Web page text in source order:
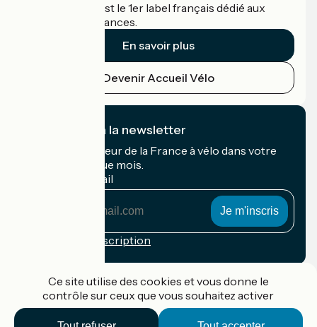
Accueil Vélo c'est le 1er label français dédié aux
cyclistes en vacances.
En savoir plus
Devenir Accueil Vélo
Je m'abonne à la newsletter
Recevez le meilleur de la France à vélo dans votre
boîte mail chaque mois.
Mon adresse mail
Conditions d'inscription
Ce site utilise des cookies et vous donne le
contrôle sur ceux que vous souhaitez activer